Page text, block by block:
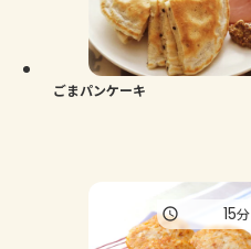
ごまパンケーキ
15分